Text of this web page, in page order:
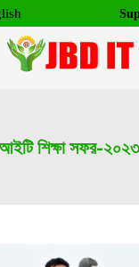
শিক্ষা সফর-২০২৩